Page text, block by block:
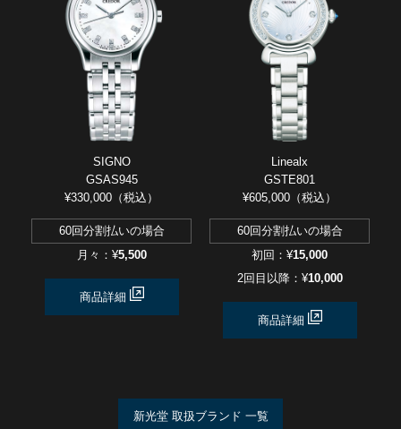
SIGNO
GSAS945
¥330,000（税込）
60回分割払いの場合
月々：¥5,500
商品詳細
Linealx
GSTE801
¥605,000（税込）
60回分割払いの場合
初回：¥15,000
2回目以降：¥10,000
商品詳細
新光堂 取扱ブランド 一覧